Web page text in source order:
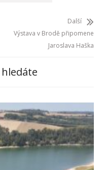
Další
Výstava v Brodě připomene
Jaroslava Haška